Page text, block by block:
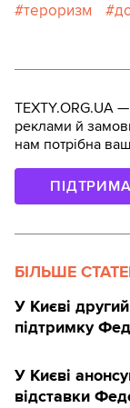
тероризм
TEXTY.ORG.UA
реклами й
нам потрібна
БІЛЬШЕ
У Києві
підтримку
У Києві
відставки